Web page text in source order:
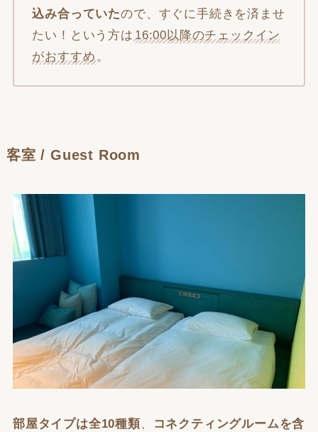
込み合っていたので、すぐに手続きを済ませ
たい！という方は 16:00以降のチェックイン
がおすすめ 。
客室 / Guest Room
部屋タイプは全10種類、
コネクティングルームを含